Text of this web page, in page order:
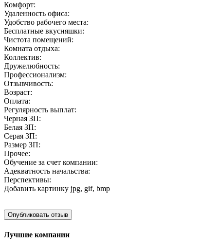
Комфорт:
Удаленность офиса:
Удобство рабочего места:
Бесплатные вкусняшки:
Чистота помещений:
Комната отдыха:
Коллектив:
Дружелюбность:
Профессионализм:
Отзывчивость:
Возраст:
Оплата:
Регулярность выплат:
Черная ЗП:
Белая ЗП:
Серая ЗП:
Размер ЗП:
Прочее:
Обучение за счет компании:
Адекватность начальства:
Перспективы:
Добавить картинку jpg, gif, bmp
Лучшие компании